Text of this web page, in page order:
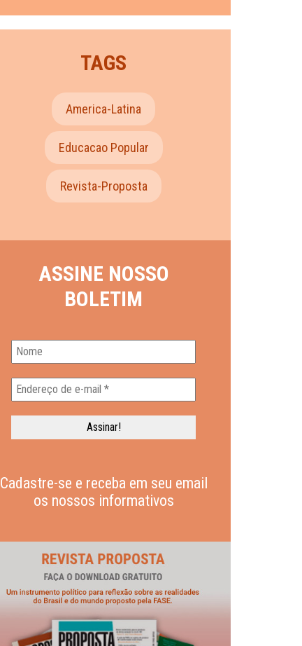
TAGS
America-Latina
Educacao Popular
Revista-Proposta
ASSINE NOSSO
BOLETIM
Cadastre-se e receba em seu email
os nossos informativos